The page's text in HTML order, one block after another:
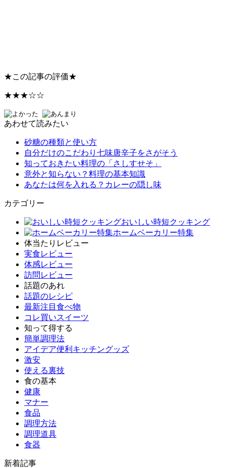
★この記事の評価★
★★★☆☆
あわせて読みたい
砂糖の種類と使い方
自分だけのこだわり七味唐辛子をさがそう
知っておきたい料理の「さしすせそ」
意外と知らない？料理の基本知識
あなたは何を入れる？カレーの隠し味
カテゴリー
おいしい時短クッキング
ホームベーカリー特集
体当たりレビュー
実食レビュー
体感レビュー
訪問レビュー
話題のあれ
話題のレシピ
最新注目食べ物
コレ買いスイーツ
知って得する
簡単調理法
アイデア便利キッチングッズ
激安
使える裏技
食の基本
健康
マナー
食品
調理方法
調理道具
食器
新着記事